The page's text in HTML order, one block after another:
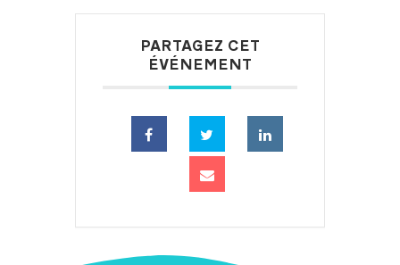
PARTAGEZ CET
ÉVÉNEMENT